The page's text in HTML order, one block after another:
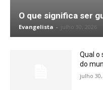
O que significa ser
Evangelista - julho 30, 2026
Qual o
do
julho